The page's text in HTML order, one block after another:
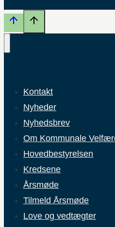
Kontakt
Nyheder
Nyhedsbrev
Om Kommunale
Hovedbestyrelsen
Kredsene
Årsmøde
Tilmeld Årsmøde
Love og vedtægter